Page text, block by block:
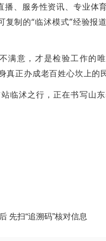
、服务性资讯、专业体
制的“临沭模式”经验报
满意，才是检验工作的
真正办成老百姓心坎上的
临沭之行，正在书写山
先扫“追溯码”核对信息